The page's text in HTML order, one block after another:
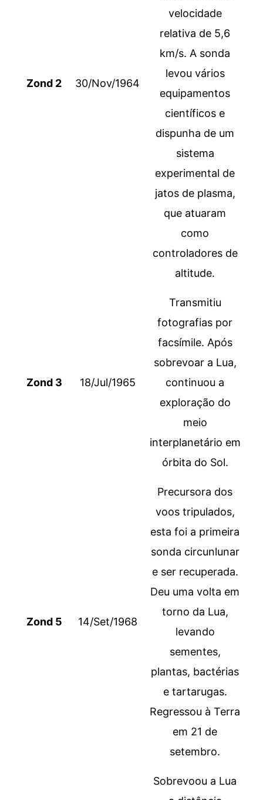
Zond 2 30/Nov/1964
velocidade
relativa de 5,6
km/s. A sonda
levou vários
equipamentos
científicos e
dispunha de um
sistema
experimental de
jatos de plasma,
que atuaram
como
controladores de
altitude.
Zond 3 18/Jul/1965
Transmitiu
fotografias por
facsímile. Após
sobrevoar a Lua,
continuou a
exploração do
meio
interplanetário em
órbita do Sol.
Zond 5 14/Set/1968
Precursora dos
voos tripulados,
esta foi a primeira
sonda circunlunar
e ser recuperada.
Deu uma volta em
torno da Lua,
levando
sementes,
plantas, bactérias
e tartarugas.
Regressou à Terra
em 21 de
setembro.
Sobrevoou a Lua